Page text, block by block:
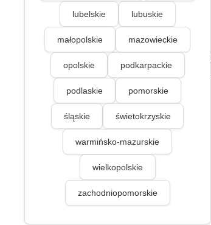
lubelskie lubuskie
małopolskie mazowieckie
opolskie podkarpackie
podlaskie pomorskie
śląskie świetokrzyskie
warmińsko-mazurskie
wielkopolskie
zachodniopomorskie